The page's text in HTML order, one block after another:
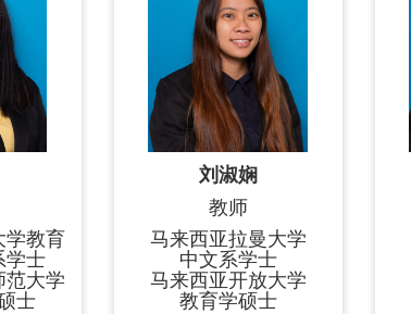
学教育
学士
范大学
士
刘淑娴
教师
马来西亚拉曼大学
中文系学士
马来西亚开放大学
教育学硕士